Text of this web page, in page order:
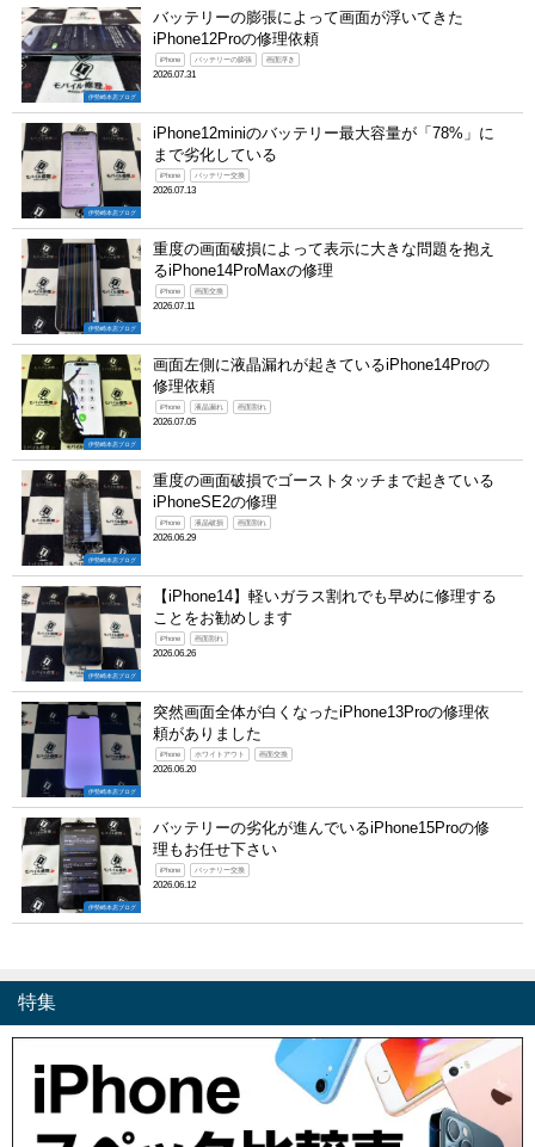
伊勢崎本店ブログ
バッテリーの膨張によって画面が浮いてきた
iPhone12Proの修理依頼
iPhone バッテリーの膨張 画面浮き
2026.07.31
伊勢崎本店ブログ
iPhone12miniのバッテリー最大容量が「78%」に
まで劣化している
iPhone バッテリー交換
2026.07.13
伊勢崎本店ブログ
重度の画面破損によって表示に大きな問題を抱え
るiPhone14ProMaxの修理
iPhone 画面交換
2026.07.11
伊勢崎本店ブログ
画面左側に液晶漏れが起きているiPhone14Proの
修理依頼
iPhone 液晶漏れ 画面割れ
2026.07.05
伊勢崎本店ブログ
重度の画面破損でゴーストタッチまで起きている
iPhoneSE2の修理
iPhone 液晶破損 画面割れ
2026.06.29
伊勢崎本店ブログ
【iPhone14】軽いガラス割れでも早めに修理する
ことをお勧めします
iPhone 画面割れ
2026.06.26
伊勢崎本店ブログ
突然画面全体が白くなったiPhone13Proの修理依
頼がありました
iPhone ホワイトアウト 画面交換
2026.06.20
伊勢崎本店ブログ
バッテリーの劣化が進んでいるiPhone15Proの修
理もお任せ下さい
iPhone バッテリー交換
2026.06.12
特集